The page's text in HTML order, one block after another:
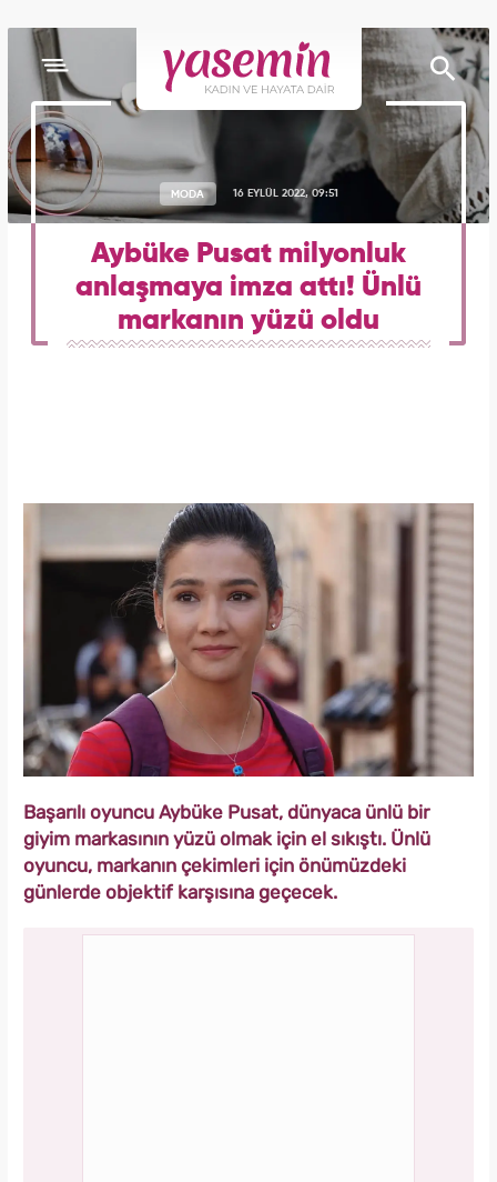
MODA 16 EYLÜL 2022, 09:51
Aybüke Pusat milyonluk
anlaşmaya imza attı! Ünlü
markanın yüzü oldu
Başarılı oyuncu Aybüke Pusat, dünyaca ünlü bir
giyim markasının yüzü olmak için el sıkıştı. Ünlü
oyuncu, markanın çekimleri için önümüzdeki
günlerde objektif karşısına geçecek.